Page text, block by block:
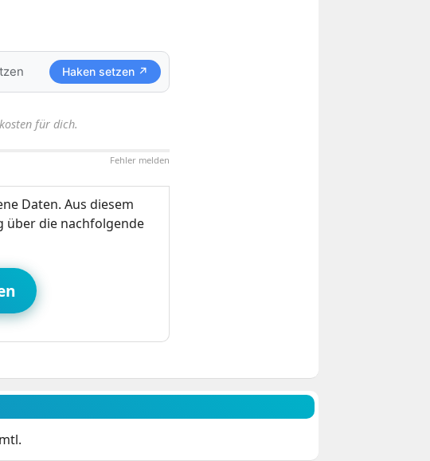
Haken setzen ↗
für dich.
Fehler melden
Daten. Aus diesem
über die nachfolgende